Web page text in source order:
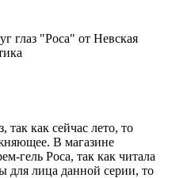
как сейчас лето, то
В магазине
гель Роса, так как читала
для лица данной серии, то